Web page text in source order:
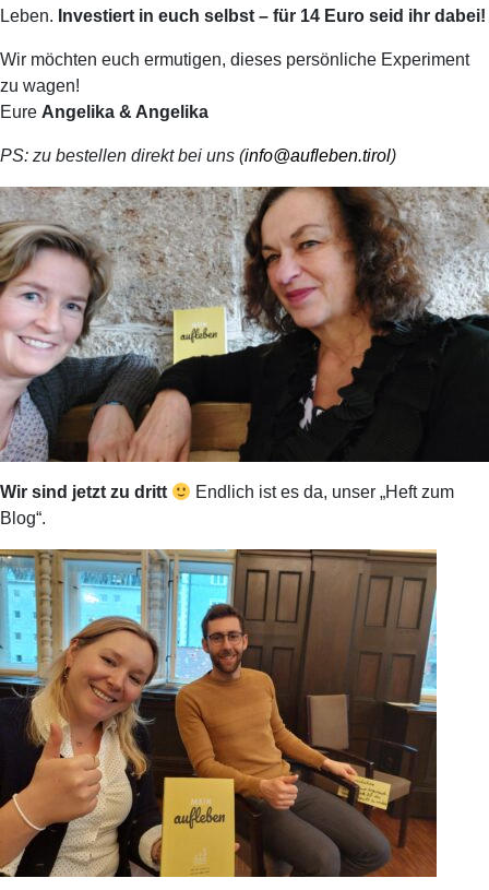
Leben. Investiert in euch selbst – für 14 Euro seid ihr dabei!
Wir möchten euch ermutigen, dieses persönliche Experiment
zu wagen!
Eure Angelika & Angelika
PS: zu bestellen direkt bei uns (info@aufleben.tirol)
Wir sind jetzt zu dritt
Endlich ist es da, unser „Heft zum
Blog“.